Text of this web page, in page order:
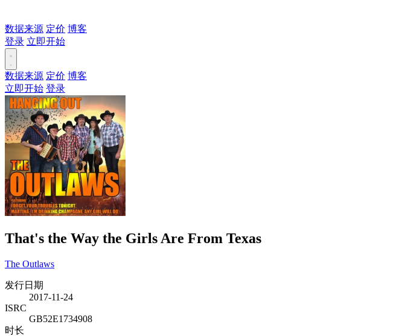
数据来源 定价 博客
登录 立即开始
数据来源 定价 博客
立即开始 登录
That's the Way the Girls Are From Texas
The Outlaws
发行日期
2017-11-24
ISRC
GB52E1734908
时长